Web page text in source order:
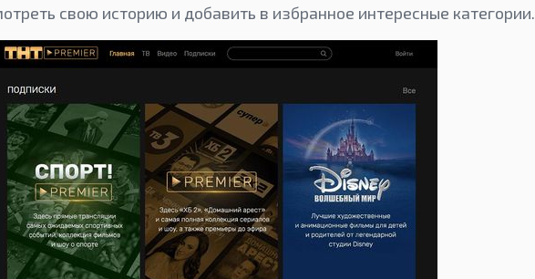
свою историю и добавить в избранное интересные категории.